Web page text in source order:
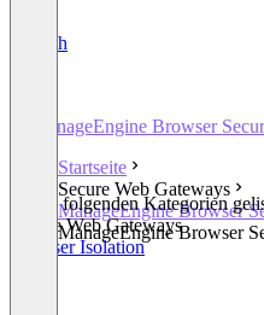
English
ManageEngine Browser
Startseite
Secure Web Gateways
ManageEngine Browser
ManageEngine Browser
In den folgenden Kategorien
Secure Web Gateways
Browser Isolation